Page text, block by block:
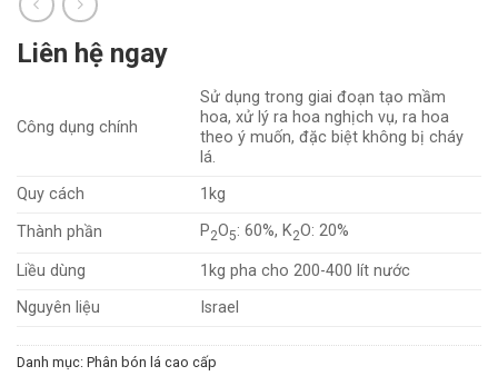
Liên hệ ngay
Công dụng chính
Sử dụng trong giai đoạn tạo mầm
hoa, xử lý ra hoa nghịch vụ, ra hoa
theo ý muốn, đặc biệt không bị cháy
lá.
Quy cách
1kg
Thành phần
P2O5: 60%, K2O: 20%
Liều dùng
1kg pha cho 200-400 lít nước
Nguyên liệu
Israel
Danh mục: Phân bón lá cao cấp